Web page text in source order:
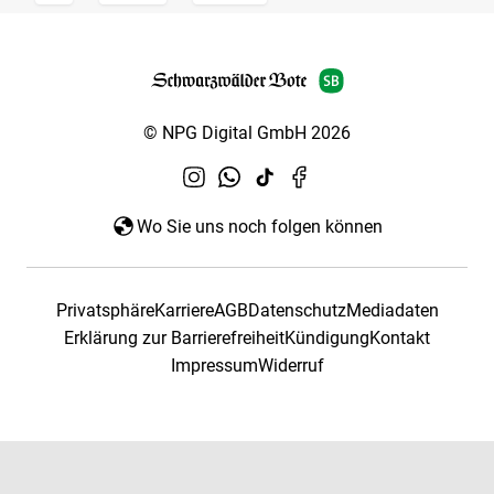
© NPG Digital GmbH 2026
Wo Sie uns noch folgen können
PrivatsphäreKarriereAGBDatenschutzMediadaten
Erklärung zur BarrierefreiheitKündigungKontakt
ImpressumWiderruf